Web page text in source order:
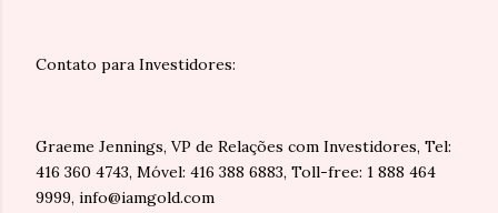
Contato para Investidores:
Graeme Jennings, VP de Relações com Investidores, Tel:
416 360 4743, Móvel: 416 388 6883, Toll-free: 1 888 464
9999, info@iamgold.com